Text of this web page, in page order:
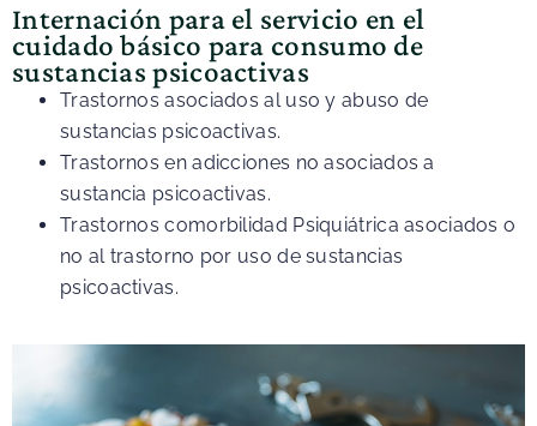
Internación para el servicio en el
cuidado básico para consumo de
sustancias psicoactivas
Trastornos asociados al uso y abuso de
sustancias psicoactivas.
Trastornos en adicciones no asociados a
sustancia psicoactivas.
Trastornos comorbilidad Psiquiátrica asociados o
no al trastorno por uso de sustancias
psicoactivas.